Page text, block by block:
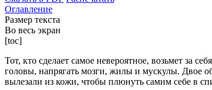
Оглавление
Размер текста
Во весь экран
[toc]
Тот, кто сделает самое невероятное, возьмет за
головы, напрягать мозги, жилы и мускулы. Двое
вылезали из кожи, чтобы плюнуть самим себе в